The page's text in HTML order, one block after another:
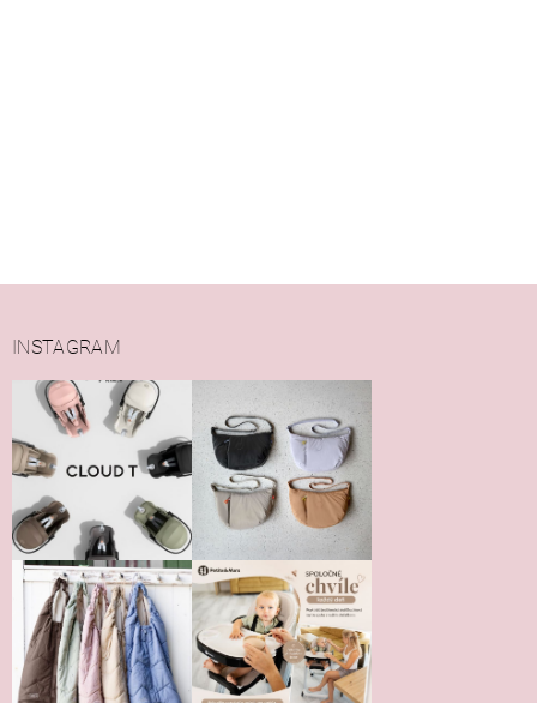
INSTAGRAM